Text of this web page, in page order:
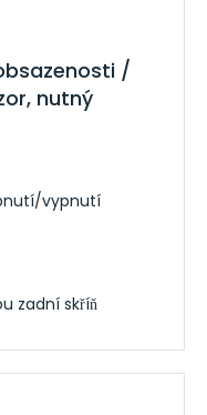
/
nutný
vypnutí
zadní skříň